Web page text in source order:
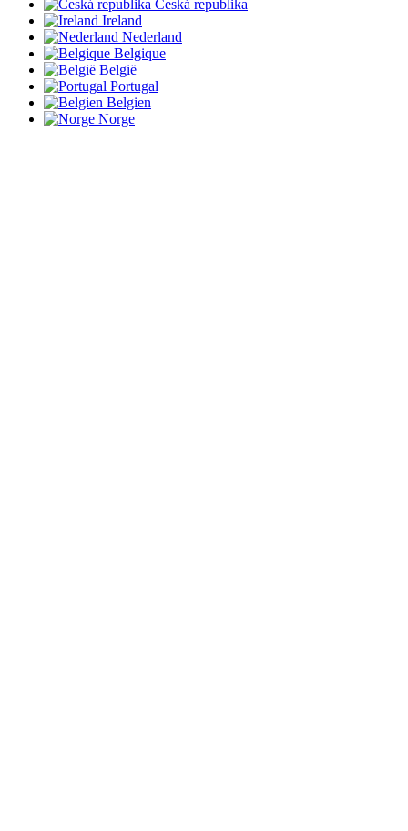
Česká republika
Ireland
Nederland
Belgique
België
Portugal
Belgien
Norge